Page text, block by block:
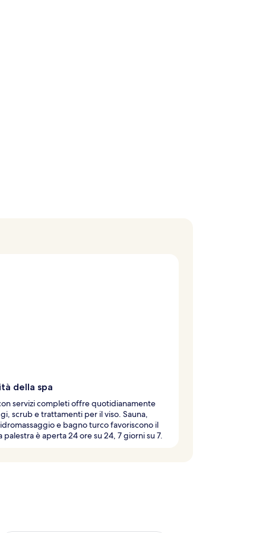
della spa
servizi completi offre quotidianamente
scrub e trattamenti per il viso. Sauna,
e bagno turco favoriscono il
palestra è aperta 24 ore su 24, 7 giorni su 7.